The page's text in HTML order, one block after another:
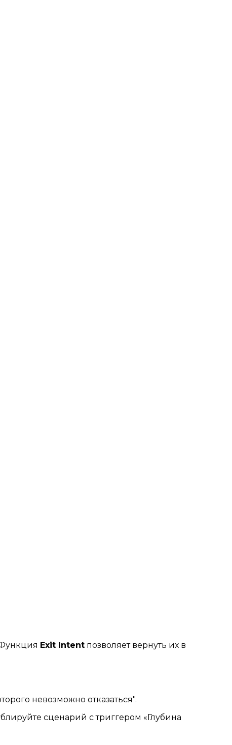
Exit Intent позволяет вернуть их в
невозможно отказаться".
сценарий с триггером «Глубина